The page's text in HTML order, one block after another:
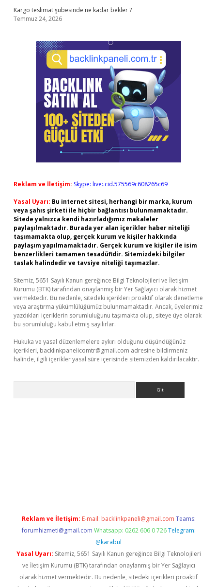
Kargo teslimat şubesinde ne kadar bekler ?
Temmuz 24, 2026
Reklam ve İletişim: Skype: live:.cid.575569c608265c69
Yasal Uyarı: Bu internet sitesi, herhangi bir marka, kurum
veya şahıs şirketi ile hiçbir bağlantısı bulunmamaktadır.
Sitede yalnızca kendi hazırladığımız makaleler
paylaşılmaktadır. Burada yer alan içerikler haber niteliği
taşımamakta olup, gerçek kurum ve kişiler hakkında
paylaşım yapılmamaktadır. Gerçek kurum ve kişiler ile isim
benzerlikleri tamamen tesadüfidir. Sitemizdeki bilgiler
taslak halindedir ve tavsiye niteliği taşımazlar.
Sitemiz, 5651 Sayılı Kanun gereğince Bilgi Teknolojileri ve İletişim
Kurumu (BTK) tarafından onaylanmış bir Yer Sağlayıcı olarak hizmet
vermektedir. Bu nedenle, sitedeki içerikleri proaktif olarak denetleme
veya araştırma yükümlülüğümüz bulunmamaktadır. Ancak, üyelerimiz
yazdıkları içeriklerin sorumluluğunu taşımakta olup, siteye üye olarak
bu sorumluluğu kabul etmiş sayılırlar.
Hukuka ve yasal düzenlemelere aykırı olduğunu düşündüğünüz
içerikleri, backlinkpanelicomtr@gmail.com adresine bildirmeniz
halinde, ilgili içerikler yasal süre içerisinde sitemizden kaldırılacaktır.
Reklam ve İletişim: E-mail: backlinkpaneli@gmail.com Teams:
forumhizmeti@gmail.com Whatsapp: 0262 606 0 726 Telegram:
@karabul
Yasal Uyarı: Sitemiz, 5651 Sayılı Kanun gereğince Bilgi Teknolojileri
ve İletişim Kurumu (BTK) tarafından onaylanmış bir Yer Sağlayıcı
olarak hizmet vermektedir. Bu nedenle, sitedeki içerikleri proaktif